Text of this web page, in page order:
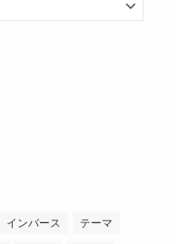
インバース テーマ